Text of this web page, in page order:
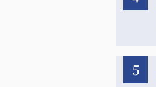
5